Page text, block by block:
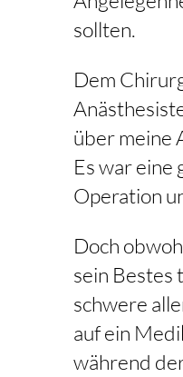
sollten.
Dem
über meine
Es war eine
Operation
Doch
sein Bestes
schwere
auf ein
während